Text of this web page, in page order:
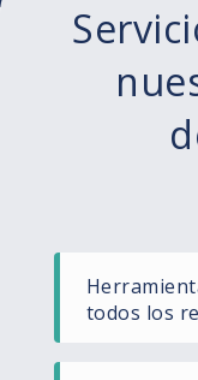
todos los